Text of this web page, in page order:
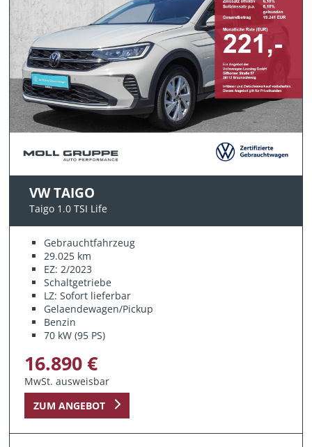
VW TAIGO
Taigo 1.0 TSI Life
Gebrauchtfahrzeug
29.025 km
EZ: 2/2023
Schaltgetriebe
LZ: Sofort lieferbar
Gelaendewagen/Pickup
Benzin
70 kW (95 PS)
16.890 €
MwSt. ausweisbar
ZUM ANGEBOT